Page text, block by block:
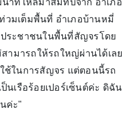
าที่ไหลมาสมทบจาก อำเภอ
วมเต็มพื้นที่ อำเภอบ้านหมี่
ระชาชนในพื้นที่สัญจรโดย
สามารถให้รถใหญ่ผ่านได้เลย
ช้ในการสัญจร แต่ตอนนี้รถ
นเรือร้อยเปอร์เซ็นต์ค่ะ ดิฉัน
ค่ะ"